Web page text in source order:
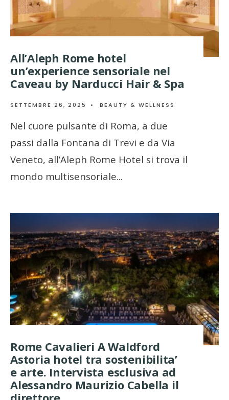
All’Aleph Rome hotel
un’experience sensoriale nel
Caveau by Narducci Hair & Spa
SETTEMBRE 26, 2025 • BEAUTY & WELLNESS
Nel cuore pulsante di Roma, a due
passi dalla Fontana di Trevi e da Via
Veneto, all’Aleph Rome Hotel si trova il
mondo multisensoriale...
Rome Cavalieri A Waldford
Astoria hotel tra sostenibilita’
e arte. Intervista esclusiva ad
Alessandro Maurizio Cabella il